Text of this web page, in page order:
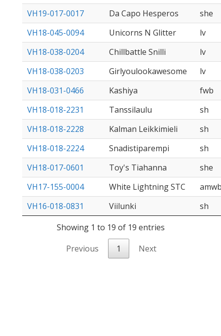
VH19-017-0017
Da Capo Hesperos
she
VH18-045-0094
Unicorns N Glitter
lv
VH18-038-0204
Chillbattle Snilli
lv
VH18-038-0203
Girlyoulookawesome
lv
VH18-031-0466
Kashiya
fwb
VH18-018-2231
Tanssilaulu
sh
VH18-018-2228
Kalman Leikkimieli
sh
VH18-018-2224
Snadistiparempi
sh
VH18-017-0601
Toy's Tiahanna
she
VH17-155-0004
White Lightning STC
VH16-018-0831
Viilunki
sh
Showing 1 to 19 of 19 entries
Previous
1 Next